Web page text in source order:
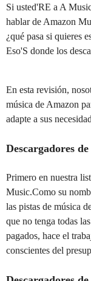
Si usted'RE a A
hablar de Amazon
¿qué pasa si quieres
Eso'S donde los
En esta revisión,
música de Amazon
adapte a sus
Descargadores
Primero en nuestra
Music.Como su
las pistas de música
que no tenga todas
pagados, hace el
conscientes del